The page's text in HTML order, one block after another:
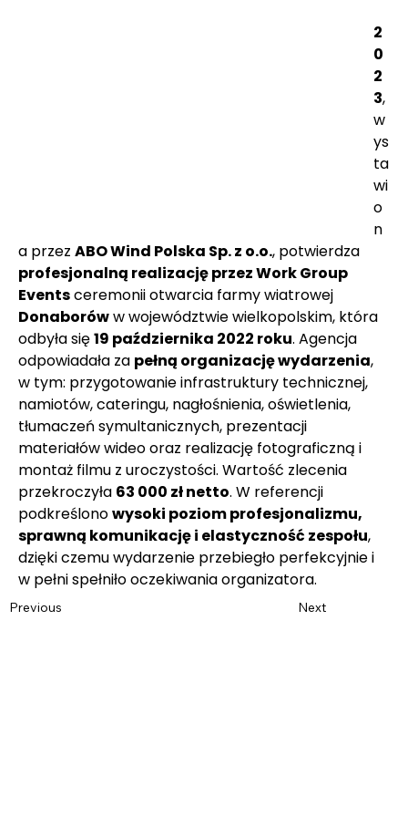
2
0
2
3,
w
ys
ta
wi
o
n
a przez ABO Wind Polska Sp. z o.o., potwierdza
profesjonalną realizację przez Work Group
Events ceremonii otwarcia farmy wiatrowej
Donaborów w województwie wielkopolskim, która
odbyła się 19 października 2022 roku. Agencja
odpowiadała za pełną organizację wydarzenia,
w tym: przygotowanie infrastruktury technicznej,
namiotów, cateringu, nagłośnienia, oświetlenia,
tłumaczeń symultanicznych, prezentacji
materiałów wideo oraz realizację fotograficzną i
montaż filmu z uroczystości. Wartość zlecenia
przekroczyła 63 000 zł netto. W referencji
podkreślono wysoki poziom profesjonalizmu,
sprawną komunikację i elastyczność zespołu,
dzięki czemu wydarzenie przebiegło perfekcyjnie i
w pełni spełniło oczekiwania organizatora.
Previous Next